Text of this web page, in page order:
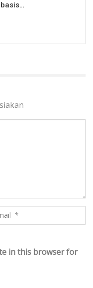
in this browser for